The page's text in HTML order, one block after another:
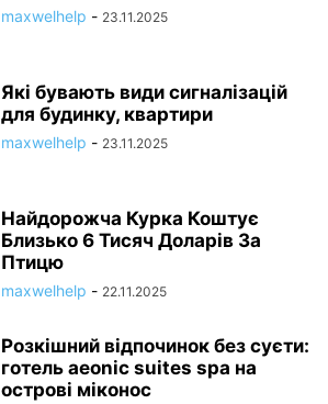
maxwelhelp - 23.11.2025
Які бувають види сигналізацій
для будинку, квартири
maxwelhelp - 23.11.2025
Найдорожча Курка Коштує
Близько 6 Тисяч Доларів За
Птицю
maxwelhelp - 22.11.2025
Розкішний відпочинок без суєти:
готель aeonic suites spa на
острові міконос